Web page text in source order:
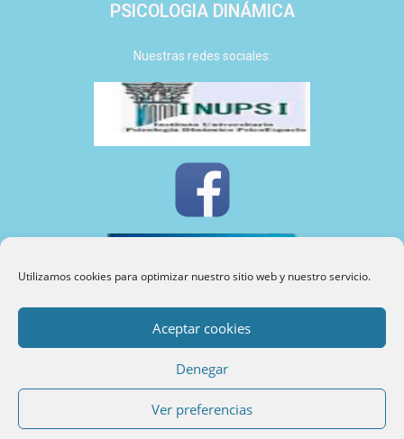
Utilizamos cookies para optimizar nuestro sitio web y nuestro servicio.
Aceptar cookies
Denegar
Ver preferencias
PSICOLOGIA DINÁMICA
Nuestras redes sociales:
INUPSI©2024
Política de cookies, privacidad y protección de datos